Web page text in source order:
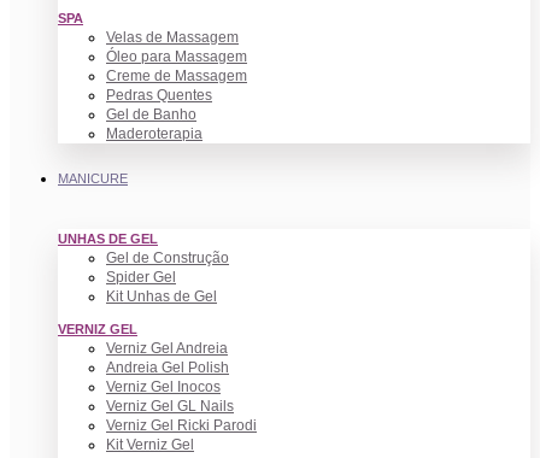
SPA
Velas de Massagem
Óleo para Massagem
Creme de Massagem
Pedras Quentes
Gel de Banho
Maderoterapia
MANICURE
UNHAS DE GEL
Gel de Construção
Spider Gel
Kit Unhas de Gel
VERNIZ GEL
Verniz Gel Andreia
Andreia Gel Polish
Verniz Gel Inocos
Verniz Gel GL Nails
Verniz Gel Ricki Parodi
Kit Verniz Gel